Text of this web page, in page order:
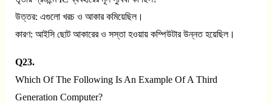
উত্তর: এগুলো খরচ ও আকার কমিয়েছিল।
কারণ: আইসি ছোট আকারের ও সস্তা হওয়ায় কম্পিউটার উন্নত হয়েছিল।
Q23.
Which Of The Following Is An Example Of A Third
Generation Computer?